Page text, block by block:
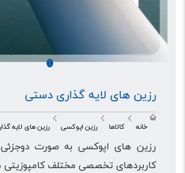
1
رزین های لایه گذاری دستی
خانه کالاها رزین اپوکسی رزین های لایه
رزین های اپوکسی به صورت دوجزئی
کاربردهای تخصصی مختلف کامپوزیتی